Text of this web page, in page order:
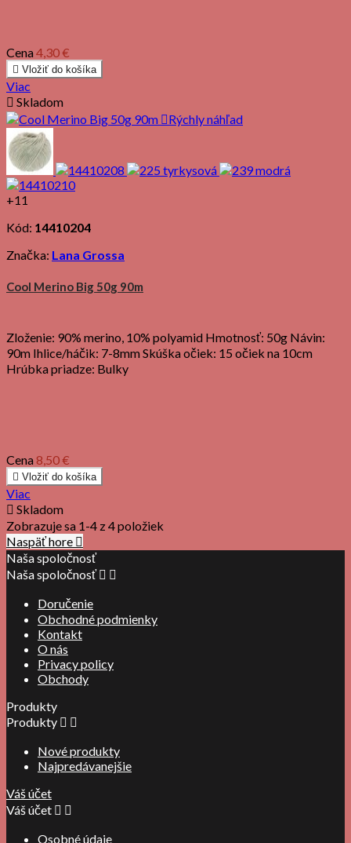
Cena4,30 €
 Vložiť do košíka
Viac
 Skladom
Rýchly náhľad
+11
Kód: 14410204
Značka: Lana Grossa
Cool Merino Big 50g 90m
Zloženie: 90% merino, 10% polyamid Hmotnosť: 50g Návin:
90m Ihlice/háčik: 7-8mm Skúška očiek: 15 očiek na 10cm
Hrúbka priadze: Bulky
Cena 8,50 €
 Vložiť do košíka
Viac
 Skladom
Zobrazuje sa 1-4 z 4 položiek
Naspäť hore 
Naša spoločnosť
Naša spoločnosť  
Doručenie
Obchodné podmienky
Kontakt
O nás
Privacy policy
Obchody
Produkty
Produkty  
Nové produkty
Najpredávanejšie
Váš účet
Váš účet  
Osobné údaje